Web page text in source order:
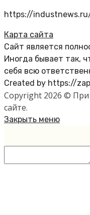
https://
Карта сайта
Сайт является
Иногда бывает так,
себя всю
Created by https://
Copyright 2026 ©
сайте.
Закрыть меню